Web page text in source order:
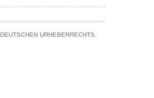
URHEBERRECHTS.